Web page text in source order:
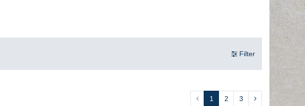
Filter
1 2 3